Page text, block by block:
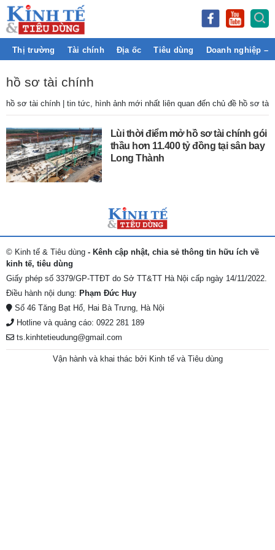
Thị trường Tài chính Địa ốc Tiêu dùng Doanh nghiệp –
hồ sơ tài chính
hồ sơ tài chính | tin tức, hình ảnh mới nhất liên quan đến chủ đề hồ sơ tài
Lùi thời điểm mở hồ sơ tài chính gói
thầu hơn 11.400 tỷ đồng tại sân bay
Long Thành
© Kinh tế & Tiêu dùng - Kênh cập nhật, chia sẻ thông tin hữu ích về
kinh tế, tiêu dùng
Giấy phép số 3379/GP-TTĐT do Sở TT&TT Hà Nội cấp ngày 14/11/2022.
Điều hành nội dung: Phạm Đức Huy
Số 46 Tăng Bạt Hổ, Hai Bà Trưng, Hà Nội
Hotline và quảng cáo: 0922 281 189
ts.kinhtetieudung@gmail.com
Vận hành và khai thác bởi Kinh tế và Tiêu dùng